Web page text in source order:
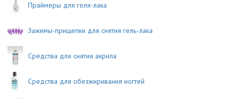
Праймеры для геля-лака
Зажимы-прищепки для снятия гель-лака
Средства для снятия акрила
Средства для обезжиривания ногтей